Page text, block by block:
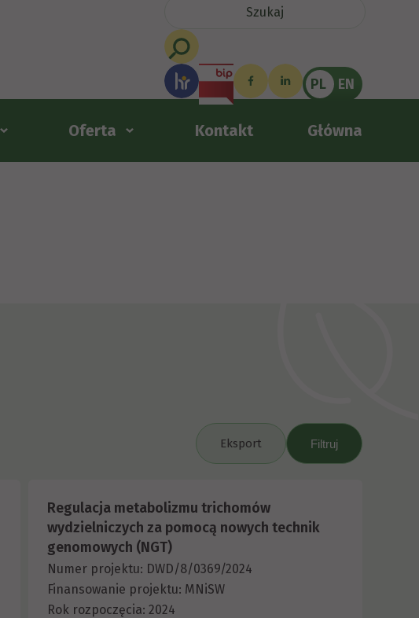
PL EN
Oferta Kontakt Główna
Eksport
Regulacja metabolizmu trichomów
wydzielniczych za pomocą nowych technik
genomowych (NGT)
Numer projektu: DWD/8/0369/2024
Finansowanie projektu: MNiSW
Rok rozpoczęcia: 2024